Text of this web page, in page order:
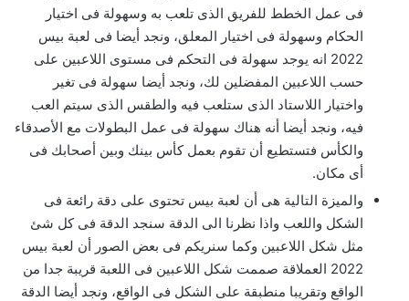
فى عمل الخطط للفريق الذى تلعب به وسهولة فى اختيار
الحكام وسهولة فى اختيار المعلق، ونجد أيضا فى لعبة بيس
2022 انه يوجد سهولة فى التحكم فى مستوى اللاعبين على
حسب اللاعبين المفضلين لك، ونجد أيضا سهولة فى تغير
واختيار اللاستاد الذى ستلعب فيه والطقس الذى سيتم العب
فيه، ونجد أيضا أنه هناك سهولة فى عمل البطولات مع الأصدقاء
والكأس فتستطيع أن تقوم بعمل كأس بينك وبين أصحابك فى
أى مكان.
والميزة التالية هى أن لعبة بيس تحتوى على دقة رائعة فى
الشكل واللعب واذا نظرنا الى الدقة سنجد الدقة فى كل شئ
مثل شكل اللاعبين وكما سنريكم فى بعض الصور أن لعبة بيس
2022 العملاقة صممت شكل اللاعبين فى اللعبة قريبة جدا من
الواقع وتقريبا منطبقة على الشكل فى الواقع، ونجد أيضا الدقة